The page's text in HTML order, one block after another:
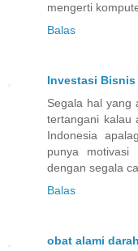
mengerti
Balas
Investasi Bisnis
Segala hal yang
tertangani kalau
Indonesia
punya
dengan segala
Balas
obat alami